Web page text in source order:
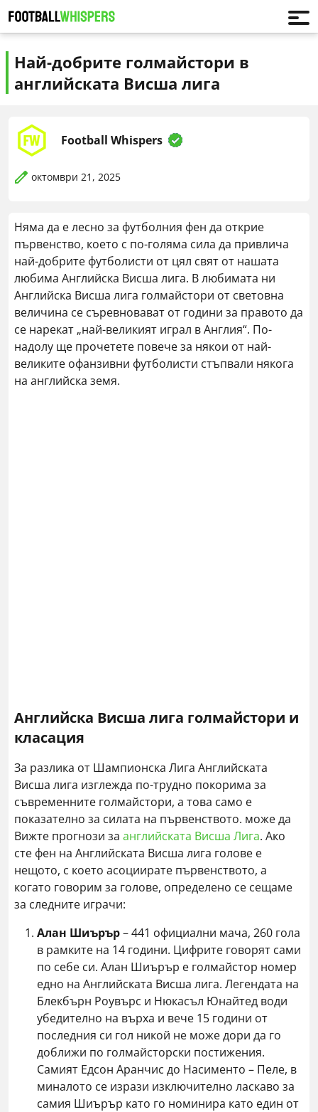
Най-добрите голмайстори в
английската Висша лига
Football Whispers
октомври 21, 2025
Няма да е лесно за футболния фен да открие
първенство, което с по-голяма сила да привлича
най-добрите футболисти от цял свят от нашата
любима Английска Висша лига. В любимата ни
Английска Висша лига голмайстори от световна
величина се съревновават от години за правото да
се нарекат „най-великият играл в Англия“. По-
надолу ще прочетете повече за някои от най-
великите офанзивни футболисти стъпвали някога
на английска земя.
Английска Висша лига голмайстори и
класация
За разлика от Шампионска Лига Английската
Висша лига изглежда по-трудно покорима за
съвременните голмайстори, а това само е
показателно за силата на първенството. може да
Вижте прогнози за английската Висша Лига. Ако
сте фен на Английската Висша лига голове е
нещото, с което асоциирате първенството, а
когато говорим за голове, определено се сещаме
за следните играчи:
Алан Шиърър– 441 официални мача, 260 гола
в рамките на 14 години. Цифрите говорят сами
по себе си. Алан Шиърър е голмайстор номер
едно на Английската Висша лига. Легендата на
Блекбърн Роувърс и Нюкасъл Юнайтед води
убедително на върха и вече 15 години от
последния си гол никой не може дори да го
доближи по голмайсторски постижения.
Самият Едсон Аранчис до Насименто – Пеле, в
миналото се изрази изключително ласкаво за
самия Шиърър като го номинира като един от